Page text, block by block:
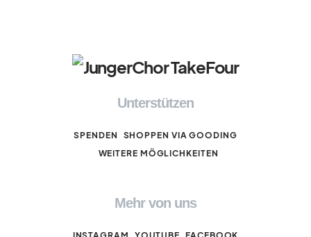
Unterstützen
SPENDEN
SHOPPEN VIA GOODING
WEITERE MÖGLICHKEITEN
Mehr von uns